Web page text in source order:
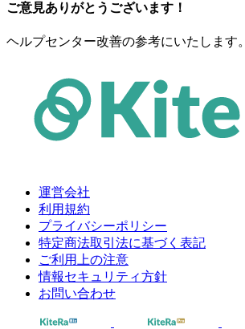
ご意見ありがとうございます！
ヘルプセンター改善の参考にいたします。
運営会社
利用規約
プライバシーポリシー
特定商法取引法に基づく表記
ご利用上の注意
情報セキュリティ方針
お問い合わせ